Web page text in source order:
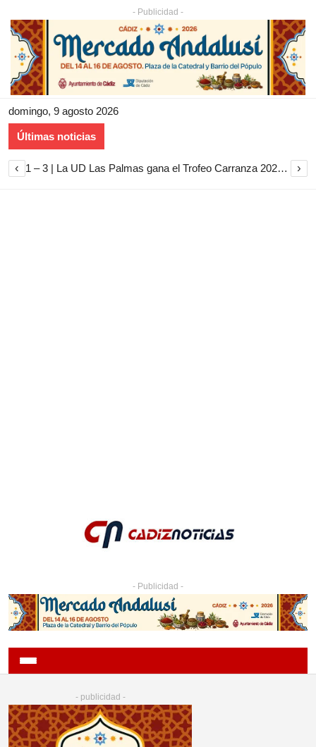
- Publicidad -
domingo, 9 agosto 2026
Últimas noticias
‹ 1 – 3 | La UD Las Palmas gana el Trofeo Carranza 2026 tras imponerse al Cádiz CF ›
- Publicidad -
- publicidad -